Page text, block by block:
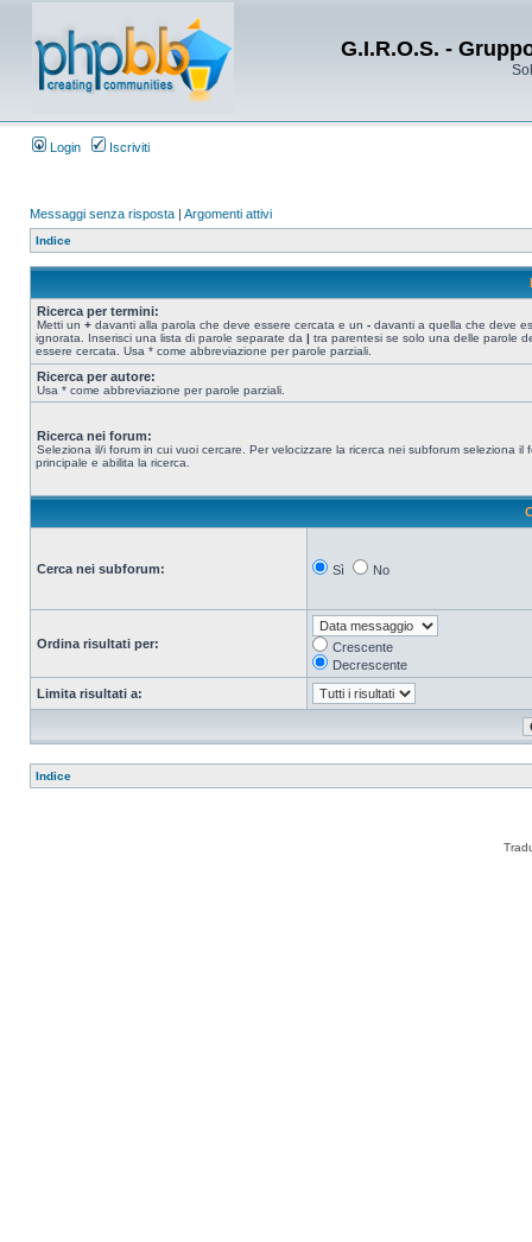
G.I.R.O.S. -
Login Iscriviti
Messaggi senza risposta | Argomenti attivi
Indice
Ricerca per termini:
Metti un + davanti alla parola che deve essere cercata e un - davanti a quella che deve
ignorata. Inserisci una lista di parole separate da | tra parentesi se solo una delle parole
essere cercata. Usa * come abbreviazione per parole parziali.
Ricerca per autore:
Usa * come abbreviazione per parole parziali.
Ricerca nei forum:
Seleziona il/i forum in cui vuoi cercare. Per velocizzare la ricerca nei subforum seleziona il
principale e abilita la ricerca.
Cerca nei subforum: Sì No
Ordina risultati per:
Crescente
Decrescente
Limita risultati a:
Indice